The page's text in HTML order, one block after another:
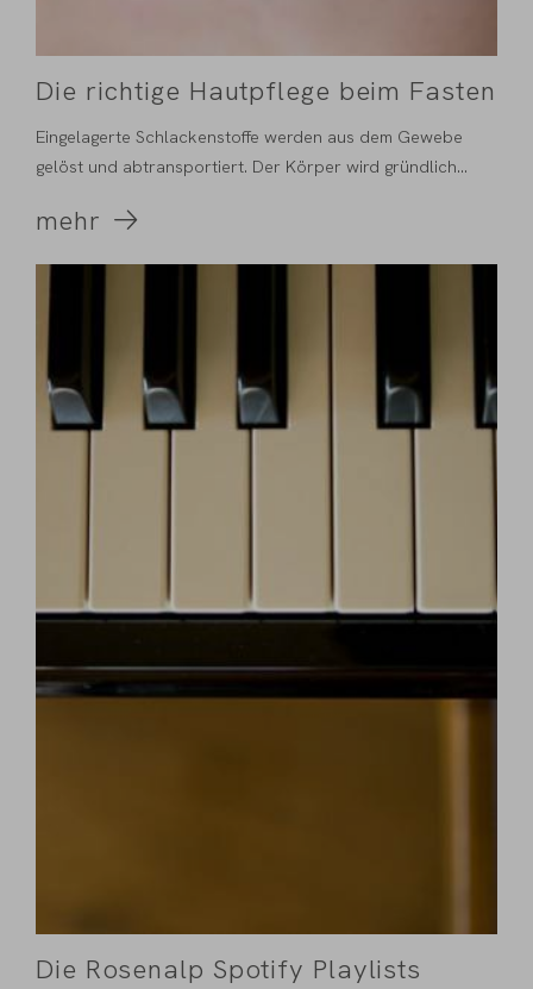
Die richtige Hautpflege beim Fasten
Eingelagerte Schlackenstoffe werden aus dem Gewebe
gelöst und abtransportiert. Der Körper wird gründlich...
mehr
Die Rosenalp Spotify Playlists